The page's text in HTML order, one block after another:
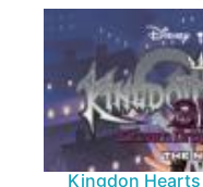
Kingdon